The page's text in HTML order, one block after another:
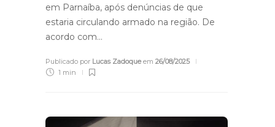
em Parnaíba, após denúncias de que
estaria circulando armado na região. De
acordo com…
Publicado por Lucas Zadoqueem 26/08/2025
1 min